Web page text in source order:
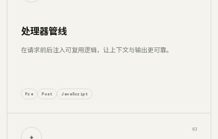
处理器管线
在请求前后注入可复用逻辑，让上下文与输出更可靠。
Pre Post JavaScript
03